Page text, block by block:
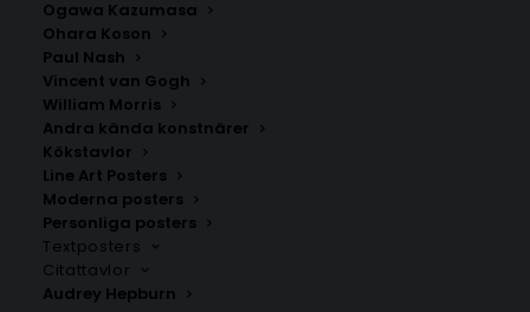
Ogawa Kazumasa
Ohara Koson
Paul Nash
Vincent van Gogh
William Morris
Andra kända konstnärer
Kökstavlor
Line Art Posters
Moderna posters
Personliga posters
Textposters
Citattavlor
Audrey Hepburn
Hackås
Fr.200.00